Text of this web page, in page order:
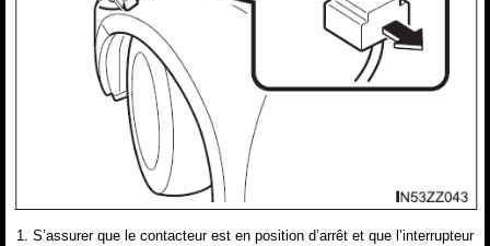
S’assurer que le contacteur est en position d’arrêt et que l’interrupteur